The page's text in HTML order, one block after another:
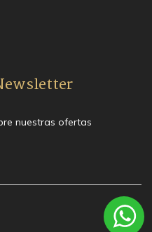
nuestras ofertas